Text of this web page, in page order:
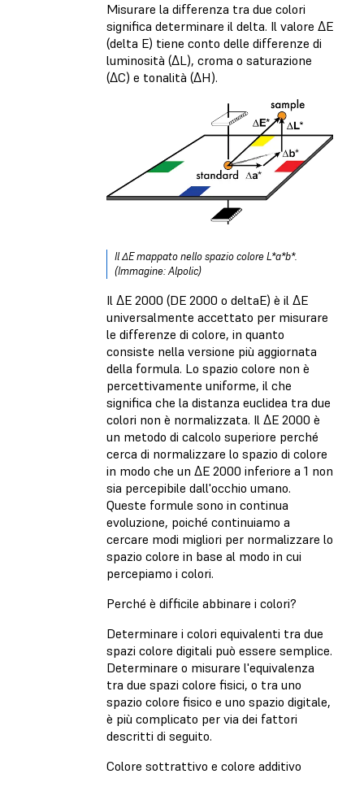
Misurare la differenza tra due colori
significa determinare il delta. Il valore ΔE
(delta E) tiene conto delle differenze di
luminosità (ΔL), croma o saturazione
(ΔC) e tonalità (ΔH).
Il ΔE mappato nello spazio colore L*a*b*.
(Immagine: Alpolic)
Il ΔE 2000 (DE 2000 o deltaE) è il ΔE
universalmente accettato per misurare
le differenze di colore, in quanto
consiste nella versione più aggiornata
della formula. Lo spazio colore non è
percettivamente uniforme, il che
significa che la distanza euclidea tra due
colori non è normalizzata. Il ΔE 2000 è
un metodo di calcolo superiore perché
cerca di normalizzare lo spazio di colore
in modo che un ΔE 2000 inferiore a 1 non
sia percepibile dall'occhio umano.
Queste formule sono in continua
evoluzione, poiché continuiamo a
cercare modi migliori per normalizzare lo
spazio colore in base al modo in cui
percepiamo i colori.
Perché è difficile abbinare i colori?
Determinare i colori equivalenti tra due
spazi colore digitali può essere semplice.
Determinare o misurare l'equivalenza
tra due spazi colore fisici, o tra uno
spazio colore fisico e uno spazio digitale,
è più complicato per via dei fattori
descritti di seguito.
Colore sottrattivo e colore additivo